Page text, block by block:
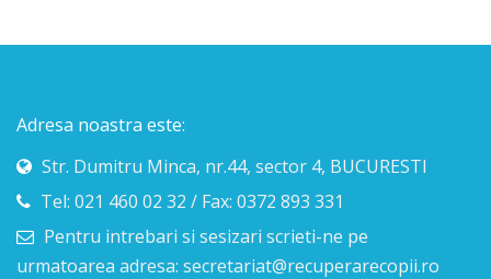
Adresa noastra este:
Str. Dumitru Minca, nr.44, sector 4, BUCURESTI
Tel: 021 460 02 32 / Fax: 0372 893 331
Pentru intrebari si sesizari scrieti-ne pe
urmatoarea adresa: secretariat@recuperarecopii.ro